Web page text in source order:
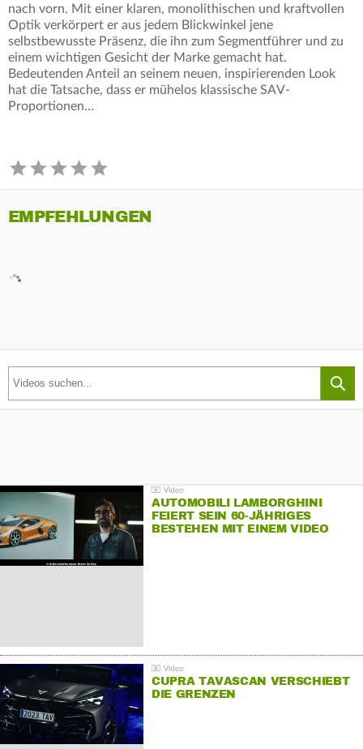
nach vorn. Mit einer klaren, monolithischen und kraftvollen
Optik verkörpert er aus jedem Blickwinkel jene
selbstbewusste Präsenz, die ihn zum Segmentführer und zu
einem wichtigen Gesicht der Marke gemacht hat.
Bedeutenden Anteil an seinem neuen, inspirierenden Look
hat die Tatsache, dass er mühelos klassische SAV-
Proportionen…
EMPFEHLUNGEN
AUTOMOBILI LAMBORGHINI
FEIERT SEIN 60-JÄHRIGES
BESTEHEN MIT EINEM VIDEO
CUPRA TAVASCAN VERSCHIEBT
DIE GRENZEN